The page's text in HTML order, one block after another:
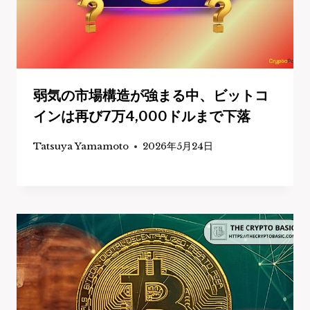
弱気の市場構造が強まる中、ビットコ
インは再び7万4,000ドルまで下落
Tatsuya Yamamoto 2026年5月24日